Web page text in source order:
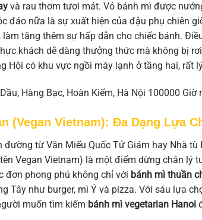
và rau thơm tươi mát. Vỏ bánh mì được
đáo nữa là sự xuất hiện của đậu phụ chiên
làm tăng thêm sự hấp dẫn cho chiếc bánh.
khách dễ dàng thưởng thức mà không bị
Hội có khu vực ngồi máy lạnh ở tầng hai, rất
Hàng Bạc, Hoàn Kiếm, Hà Nội 100000
(Vegan Vietnam): Đa Dạng Lựa
đường từ Văn Miếu Quốc Tử Giám hay Nhà
Vegan Vietnam) là một điểm dừng chân lý
đơn phong phú không chỉ với bánh mì thuần
Tây như burger, mì Ý và pizza. Với sáu lựa
muốn tìm kiếm bánh mì vegetarian Hanoi